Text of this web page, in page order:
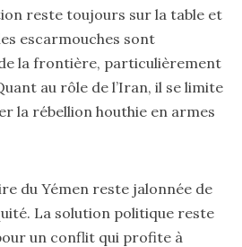
reste toujours sur la table et
escarmouches sont
la frontière, particulièrement
au rôle de l’Iran, il se limite
la rébellion houthie en armes
du Yémen reste jalonnée de
La solution politique reste
un conflit qui profite à